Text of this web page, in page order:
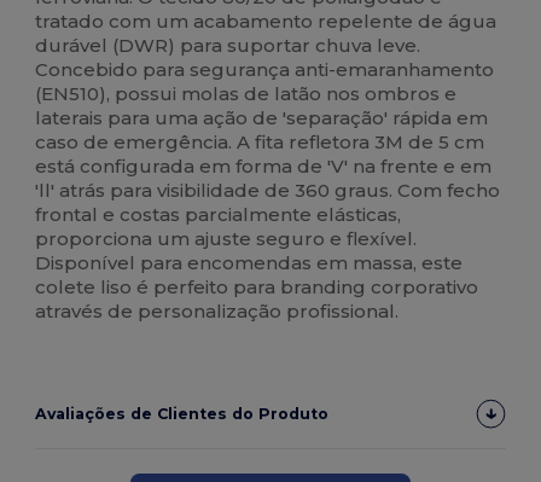
tratado com um acabamento repelente de água
durável (DWR) para suportar chuva leve.
Concebido para segurança anti-emaranhamento
(EN510), possui molas de latão nos ombros e
laterais para uma ação de 'separação' rápida em
caso de emergência. A fita refletora 3M de 5 cm
está configurada em forma de 'V' na frente e em
'll' atrás para visibilidade de 360 graus. Com fecho
frontal e costas parcialmente elásticas,
proporciona um ajuste seguro e flexível.
Disponível para encomendas em massa, este
colete liso é perfeito para branding corporativo
através de personalização profissional.
Avaliações de Clientes do Produto